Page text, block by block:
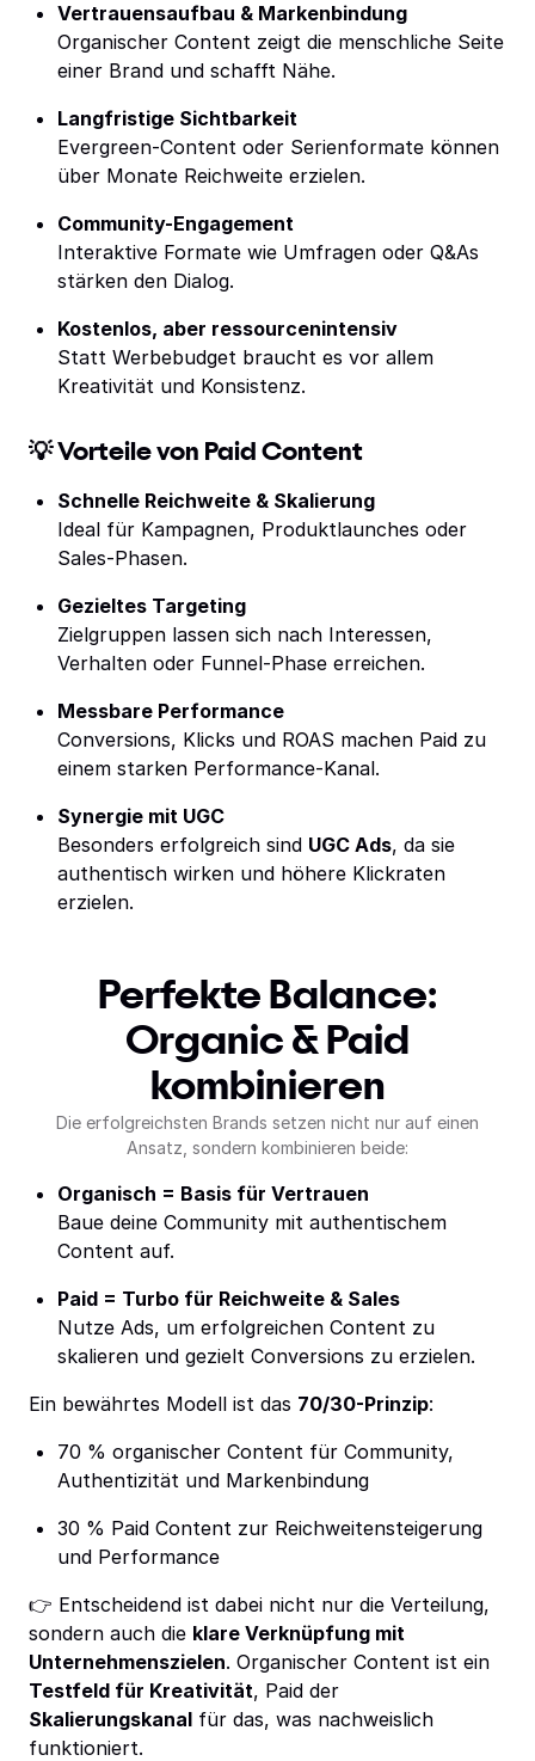
Vertrauensaufbau & Markenbindung
Organischer Content zeigt die menschliche Seite
einer Brand und schafft Nähe.
Langfristige Sichtbarkeit
Evergreen-Content oder Serienformate können
über Monate Reichweite erzielen.
Community-Engagement
Interaktive Formate wie Umfragen oder Q&As
stärken den Dialog.
Kostenlos, aber ressourcenintensiv
Statt Werbebudget braucht es vor allem
Kreativität und Konsistenz.
💡 Vorteile von Paid Content
Schnelle Reichweite & Skalierung
Ideal für Kampagnen, Produktlaunches oder
Sales-Phasen.
Gezieltes Targeting
Zielgruppen lassen sich nach Interessen,
Verhalten oder Funnel-Phase erreichen.
Messbare Performance
Conversions, Klicks und ROAS machen Paid zu
einem starken Performance-Kanal.
Synergie mit UGC
Besonders erfolgreich sind UGC Ads, da sie
authentisch wirken und höhere Klickraten
erzielen.
Perfekte Balance:
Organic & Paid
kombinieren
Die erfolgreichsten Brands setzen nicht nur auf einen
Ansatz, sondern kombinieren beide:
Organisch = Basis für Vertrauen
Baue deine Community mit authentischem
Content auf.
Paid = Turbo für Reichweite & Sales
Nutze Ads, um erfolgreichen Content zu
skalieren und gezielt Conversions zu erzielen.
Ein bewährtes Modell ist das 70/30-Prinzip:
70 % organischer Content für Community,
Authentizität und Markenbindung
30 % Paid Content zur Reichweitensteigerung
und Performance
👉 Entscheidend ist dabei nicht nur die Verteilung,
sondern auch die klare Verknüpfung mit
Unternehmenszielen. Organischer Content ist ein
Testfeld für Kreativität, Paid der
Skalierungskanal für das, was nachweislich
funktioniert.